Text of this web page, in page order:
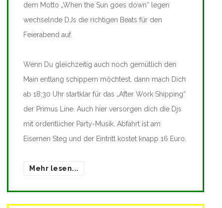
dem Motto „When the Sun goes down“ legen
wechselnde DJs die richtigen Beats für den
Feierabend auf.
Wenn Du gleichzeitig auch noch gemütlich den
Main entlang schippern möchtest, dann mach Dich
ab 18:30 Uhr startklar für das „After Work Shipping“
der Primus Line. Auch hier versorgen dich die Djs
mit ordentlicher Party-Musik. Abfahrt ist am
Eisernen Steg und der Eintritt kostet knapp 16 Euro.
Mehr lesen...